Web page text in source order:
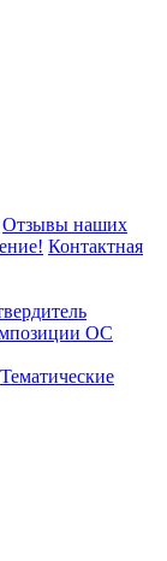
Отзывы наших
Контактная
ОС
Тематические